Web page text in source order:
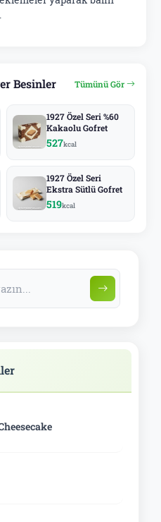
Besinler Tümünü Gör
1927 Özel Seri %60
Kakaolu Gofret
527kcal
1927 Özel Seri
Ekstra Sütlü Gofret
519kcal